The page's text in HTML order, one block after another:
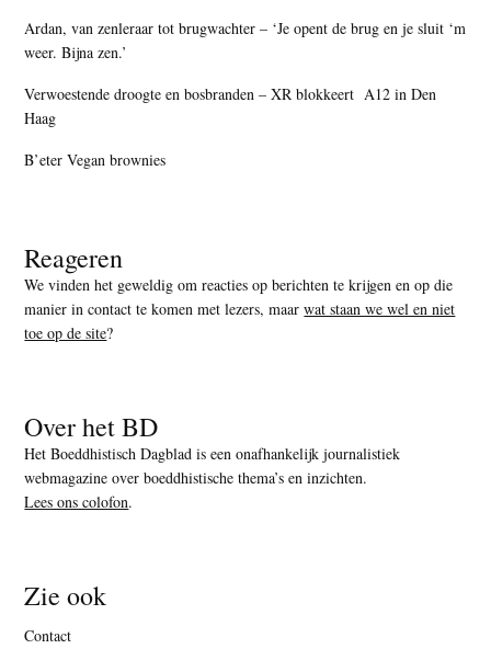
Ardan, van zenleraar tot brugwachter – ‘Je opent de brug en je sluit ‘m
weer. Bijna zen.’
Verwoestende droogte en bosbranden – XR blokkeert A12 in Den
Haag
B’eter Vegan brownies
Reageren
We vinden het geweldig om reacties op berichten te krijgen en op die
manier in contact te komen met lezers, maarwat staan we wel en niet
toe op de site?
Over het BD
Het Boeddhistisch Dagblad is een onafhankelijk journalistiek
webmagazine over boeddhistische thema’s en inzichten.
Lees ons colofon.
Zie ook
Contact